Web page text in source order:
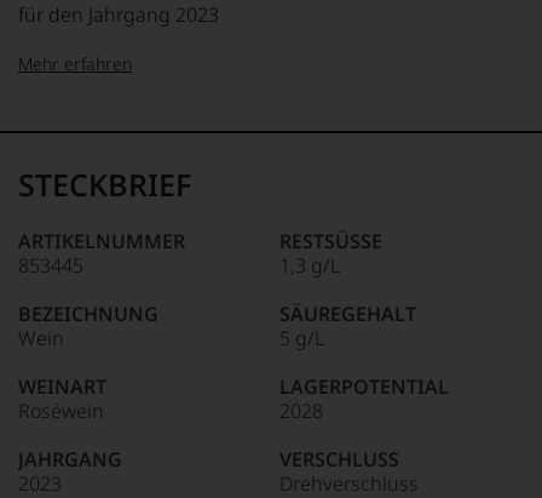
für den Jahrgang 2023
95–98 Punkte:
90–94 Punkte:
Unter 85 Punkte:
Name
Tesdorpf
für
»Fine
für
die
edlen
Weine
der
Welt,
kaum
ein
Mehr erfahren
STECKBRIEF
ARTIKELNUMMER
853445
BEZEICHNUNG
Wein
WEINART
Roséwein
JAHRGANG
2023
RESTSÜSSE
1,3 g/L
SÄUREGEHALT
5 g/L
LAGERPOTENTIAL
2028
VERSCHLUSS
Drehverschluss